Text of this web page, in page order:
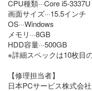
CPU種類···Core i5-
画面サイズ···15.5インチ
OS···Windows
メモリ···8GB
HDD容量···500GB
※詳細スペックは10枚目
【修理担当者】
日本PCサービス株式会